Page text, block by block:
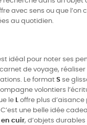
avec sens ou que l’on
au quotidien.
idéal pour noter ses
de voyage,
Le format S se
volontiers
le L offre plus d’aisance
une belle idée
cuir, d’objets